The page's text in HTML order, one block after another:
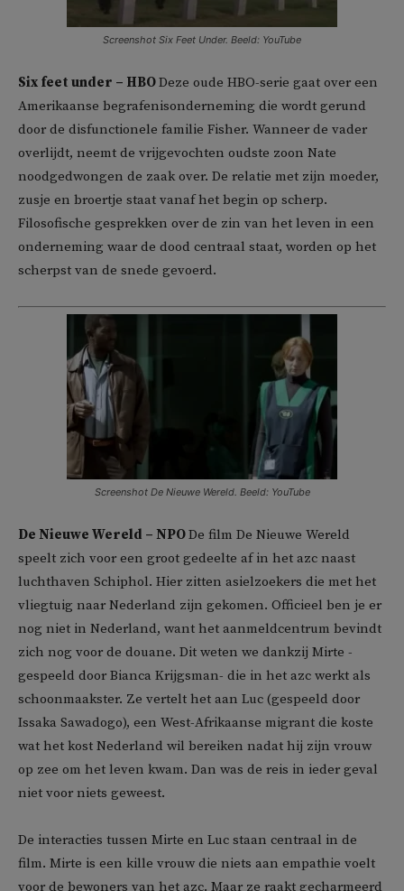
Screenshot Six Feet Under. Beeld: YouTube
Six feet under – HBODeze oude HBO-serie gaat over een
Amerikaanse begrafenisonderneming die wordt gerund
door de disfunctionele familie Fisher. Wanneer de vader
overlijdt, neemt de vrijgevochten oudste zoon Nate
noodgedwongen de zaak over. De relatie met zijn moeder,
zusje en broertje staat vanaf het begin op scherp.
Filosofische gesprekken over de zin van het leven in een
onderneming waar de dood centraal staat, worden op het
scherpst van de snede gevoerd.
Screenshot De Nieuwe Wereld. Beeld: YouTube
De Nieuwe Wereld – NPODe film De Nieuwe Wereld
speelt zich voor een groot gedeelte af in het azc naast
luchthaven Schiphol. Hier zitten asielzoekers die met het
vliegtuig naar Nederland zijn gekomen. Officieel ben je er
nog niet in Nederland, want het aanmeldcentrum bevindt
zich nog voor de douane. Dit weten we dankzij Mirte -
gespeeld door Bianca Krijgsman- die in het azc werkt als
schoonmaakster. Ze vertelt het aan Luc (gespeeld door
Issaka Sawadogo), een West-Afrikaanse migrant die koste
wat het kost Nederland wil bereiken nadat hij zijn vrouw
op zee om het leven kwam. Dan was de reis in ieder geval
niet voor niets geweest.
De interacties tussen Mirte en Luc staan centraal in de
film. Mirte is een kille vrouw die niets aan empathie voelt
voor de bewoners van het azc. Maar ze raakt gecharmeerd